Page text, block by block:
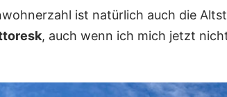
ist natürlich auch die
, auch wenn ich mich jetzt